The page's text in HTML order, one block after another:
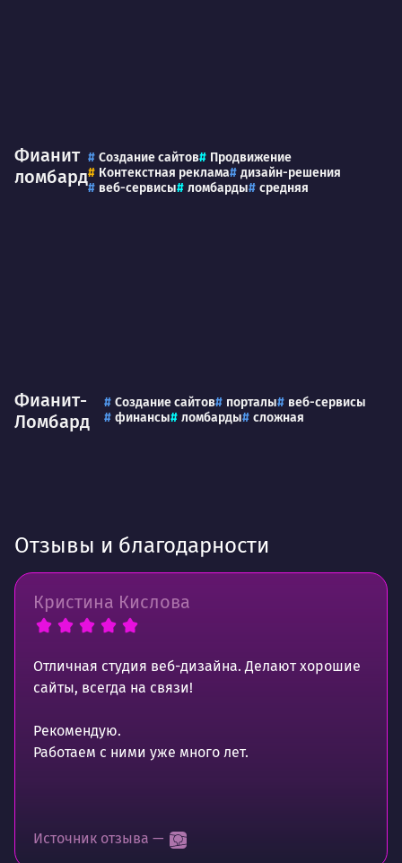
Фианит
ломбард
Создание сайтов
Продвижение
Контекстная реклама
дизайн-решения
веб-сервисы
ломбарды средняя
Фианит-
Ломбард
Создание сайтов порталы
веб-сервисы
финансы
ломбарды сложная
Отзывы и благодарности
Кристина Кислова
Отличная студия веб-дизайна. Делают хорошие
сайты, всегда на связи!
Рекомендую.
Работаем с ними уже много лет.
Источник отзыва —